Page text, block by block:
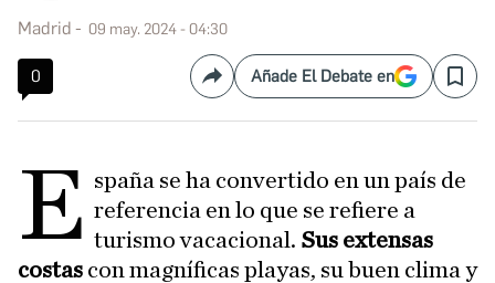
Madrid 09 may. 2024 - 04:30
0 CompartirAñade El Debate en Save
E spaña se ha convertido en un país de
referencia en lo que se refiere a
turismo vacacional. Sus extensas
costas con magníficas playas, su buen clima y